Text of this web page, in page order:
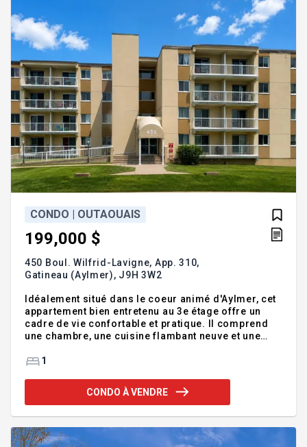
CONDO | OUTAOUAIS
199,000 $
450 Boul. Wilfrid-Lavigne, App. 310,
Gatineau (Aylmer), J9H 3W2
Idéalement situé dans le coeur animé d'Aylmer, cet
appartement bien entretenu au 3e étage offre un
cadre de vie confortable et pratique. Il comprend
une chambre, une cuisine flambant neuve et une
spacieux et profitez d'une vue dégagée sur les
quelques pas, profitez d'un mode de vie sans souci
et d'un excellent rapport qualité-prix dans un
:Tous les outils, matériaux et effets personn
1
CONDO À VENDRE